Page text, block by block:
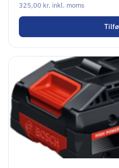
325,00 kr. inkl. moms